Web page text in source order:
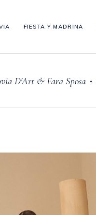
FIESTA Y MADRINA
D'Art & Fara Sposa •